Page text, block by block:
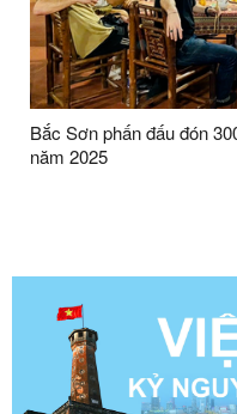
Bắc Sơn phấn đấu đón
năm 2025